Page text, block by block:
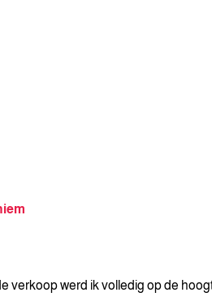
verkoop werd ik volledig op de